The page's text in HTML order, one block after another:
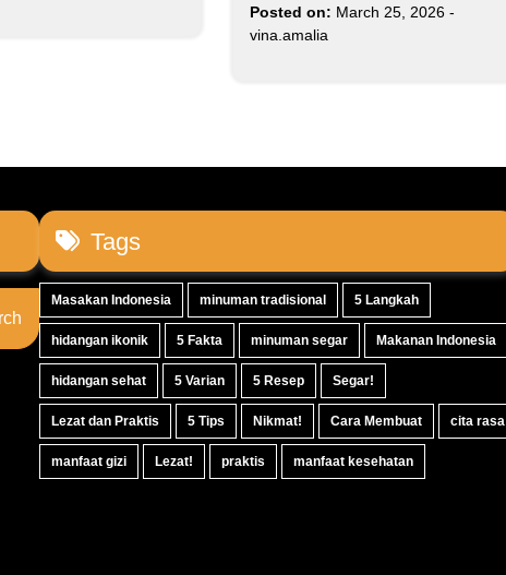
Posted on: March 25, 2026-
vina.amalia
Tags
Masakan Indonesia minuman tradisional 5 Langkah
hidangan ikonik 5 Fakta minuman segar Makanan Indonesia
hidangan sehat 5 Varian 5 Resep Segar!
Lezat dan Praktis 5 Tips Nikmat! Cara Membuat cita rasa
manfaat gizi Lezat! praktis manfaat kesehatan